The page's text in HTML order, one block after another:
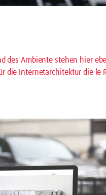
des Ambiente stehen hier
die Internetarchitektur die le